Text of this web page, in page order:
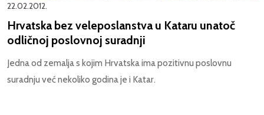
22.02.2012.
Hrvatska bez veleposlanstva u Kataru unatoč
odličnoj poslovnoj suradnji
Jedna od zemalja s kojim Hrvatska ima pozitivnu poslovnu
suradnju već nekoliko godina je i Katar.